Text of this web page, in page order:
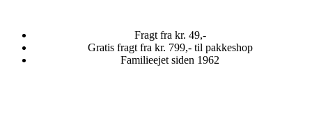
Fragt fra kr. 49,-
Gratis fragt fra kr. 799,- til pakkeshop
Familieejet siden 1962